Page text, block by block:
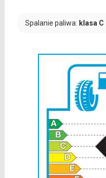
Spalanie paliwa: klasa C